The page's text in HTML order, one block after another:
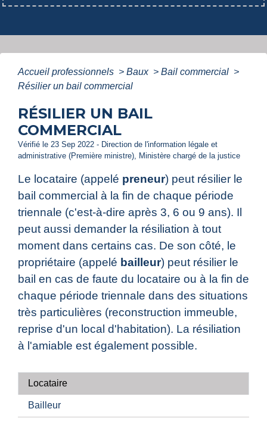
Accueil professionnels > Baux > Bail commercial >
Résilier un bail commercial
RÉSILIER UN BAIL
COMMERCIAL
Vérifié le 23 Sep 2022 - Direction de l'information légale et
administrative (Première ministre), Ministère chargé de la justice
Le locataire (appelé preneur) peut résilier le
bail commercial à la fin de chaque période
triennale (c'est-à-dire après 3, 6 ou 9 ans). Il
peut aussi demander la résiliation à tout
moment dans certains cas. De son côté, le
propriétaire (appelé bailleur) peut résilier le
bail en cas de faute du locataire ou à la fin de
chaque période triennale dans des situations
très particulières (reconstruction immeuble,
reprise d'un local d'habitation). La résiliation
à l'amiable est également possible.
Locataire
Bailleur